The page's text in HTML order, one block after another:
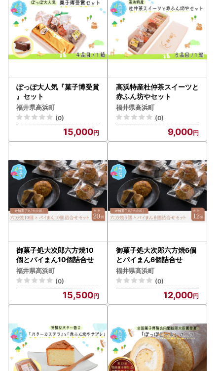
ぽっぽ大人気『菓子博受賞
』セット
福井県高浜町
(0)
15,000
高浜特産杜仲茶スイーツと
赤ふん坊やセット
福井県高浜町
(0)
9,000
御菓子処大次郎六方焼10
個とパイまん10個詰合せ
福井県高浜町
(0)
15,500
御菓子処大次郎六方焼6個
とパイまん6個詰合せ
福井県高浜町
(0)
12,000